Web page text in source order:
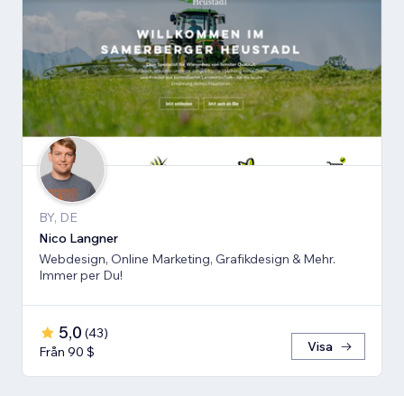
BY, DE
Nico Langner
Webdesign, Online Marketing, Grafikdesign & Mehr.
Immer per Du!
5,0 (43)
Från 90 $
Visa